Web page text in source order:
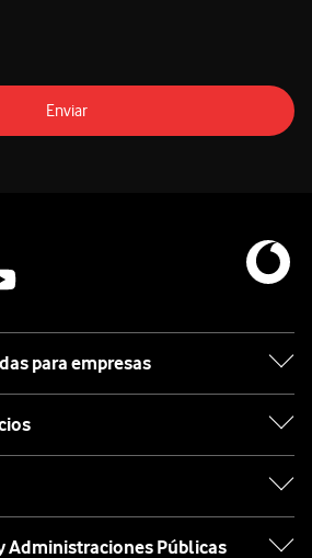
Enviar
para empresas
Administraciones Públicas